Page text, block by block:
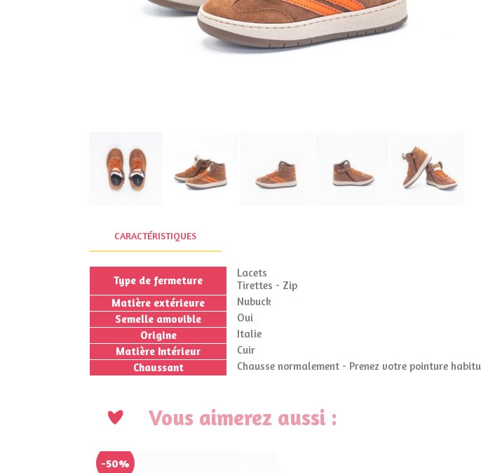
CARACTÉRISTIQUES
Type de fermeture
Lacets
Tirettes - Zip
Matière extérieure
Nubuck
Semelle amovible
Oui
Origine
Italie
Matière Intérieur
Cuir
Chaussant
Chausse normalement - Prenez votre pointure
Vous aimerez aussi :
-50%